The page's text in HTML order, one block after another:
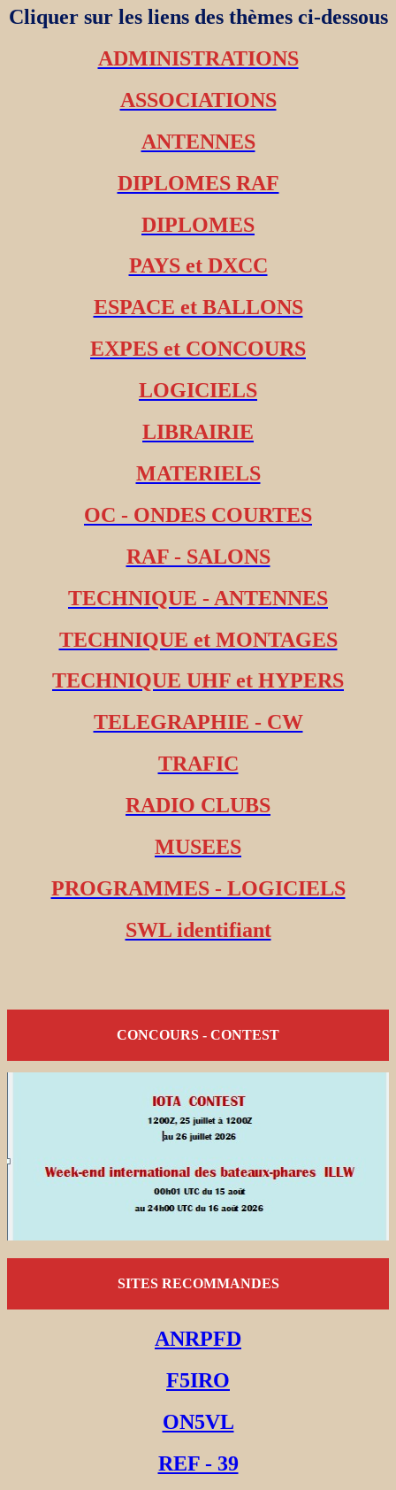
Cliquer sur les liens des thèmes ci-dessous
ADMINISTRATIONS
ASSOCIATIONS
ANTENNES
DIPLOMES RAF
DIPLOMES
PAYS et DXCC
ESPACE et BALLONS
EXPES et CONCOURS
LOGICIELS
LIBRAIRIE
MATERIELS
OC - ONDES COURTES
RAF - SALONS
TECHNIQUE - ANTENNES
TECHNIQUE et MONTAGES
TECHNIQUE UHF et HYPERS
TELEGRAPHIE - CW
TRAFIC
RADIO CLUBS
MUSEES
PROGRAMMES - LOGICIELS
SWL identifiant
CONCOURS - CONTEST
SITES RECOMMANDES
ANRPFD
F5IRO
ON5VL
REF - 39